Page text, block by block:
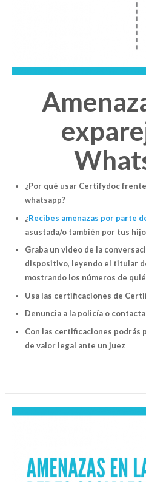
¿Por qué usar Certifydoc
whatsapp?
¿Recibes amenazas por parte
asustada/o también por tus
Graba un video de la
dispositivo, leyendo el titular
mostrando los números de
Usa las certificaciones de
Denuncia a la policía o
Con las certificaciones podrás
de valor legal ante un juez